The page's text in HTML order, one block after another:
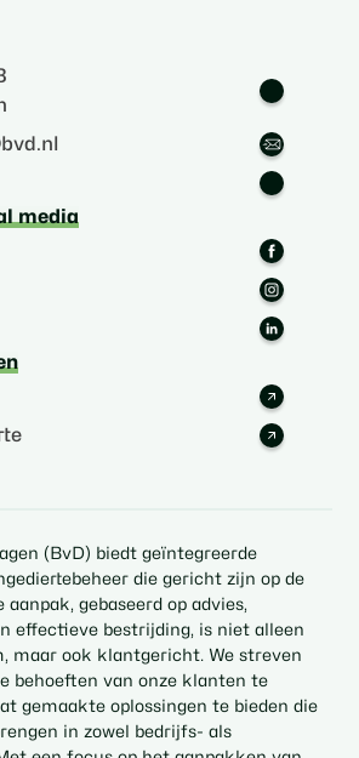
media
(BvD) biedt geïntegreerde
die gericht zijn op de
gebaseerd op advies,
effectieve bestrijding, is niet alleen
maar ook klantgericht. We streven
behoeften van onze klanten te
gemaakte oplossingen te bieden die
in zowel bedrijfs- als